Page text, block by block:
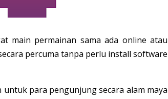
main permainan sama ada online atau
percuma tanpa perlu install software
para pengunjung secara alam maya